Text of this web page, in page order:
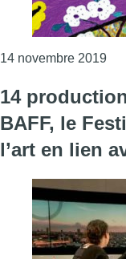
14 novembre 2019
14
BAFF, le
l’art en lien